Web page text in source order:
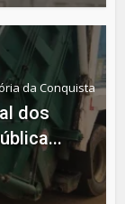
da Conquista
dos